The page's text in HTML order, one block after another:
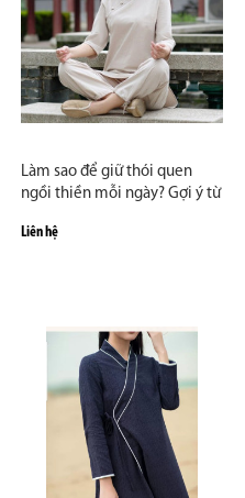
Làm sao để giữ thói quen
ngồi thiền mỗi ngày? Gợi ý từ
Liên hệ